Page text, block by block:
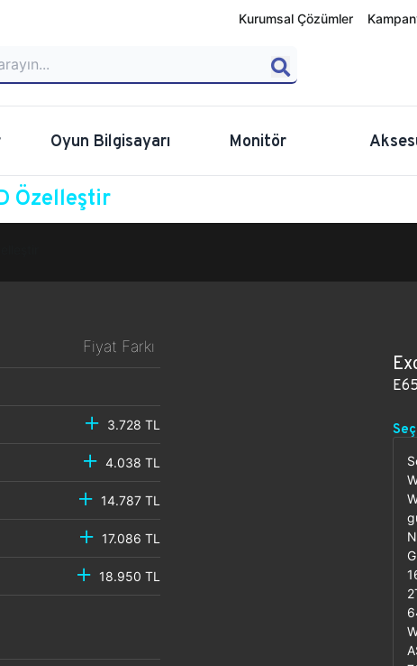
Kurumsal Çözümler
Oyun Bilgisayarı Monitör
Özelleştir
Fiyat Farkı
3.728 TL
4.038 TL
14.787 TL
17.086 TL
18.950 TL